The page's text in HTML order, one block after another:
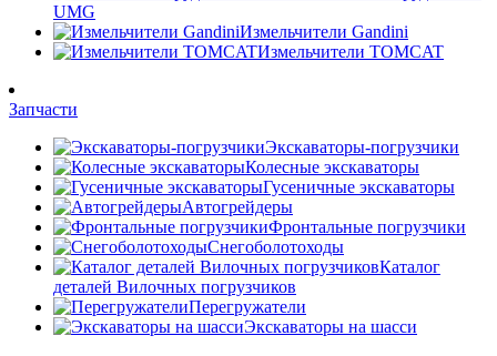
UMG
Измельчители Gandini
Измельчители TOMCAT
Запчасти
Экскаваторы-погрузчики
Колесные экскаваторы
Гусеничные экскаваторы
Автогрейдеры
Фронтальные погрузчики
Снегоболотоходы
Каталог
деталей Вилочных погрузчиков
Перегружатели
Экскаваторы на шасси